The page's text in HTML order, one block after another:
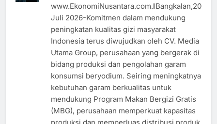
www.EkonomiNusantara.com.ǁBangkalan,20
Juli 2026-Komitmen dalam mendukung
peningkatan kualitas gizi masyarakat
Indonesia terus diwujudkan oleh CV. Media
Utama Group, perusahaan yang bergerak di
bidang produksi dan pengolahan garam
konsumsi beryodium. Seiring meningkatnya
kebutuhan garam berkualitas untuk
mendukung Program Makan Bergizi Gratis
(MBG), perusahaan memperkuat kapasitas